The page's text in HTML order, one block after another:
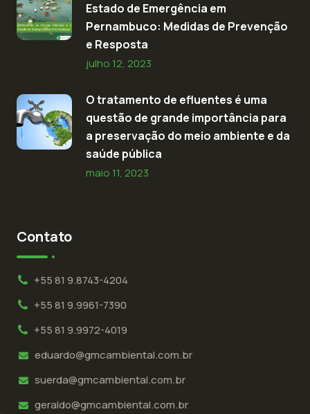
Estado de Emergência em
Pernambuco: Medidas de Prevenção
e Resposta
julho 12, 2023
O tratamento de efluentes é uma
questão de grande importância para
a preservação do meio ambiente e da
saúde pública
maio 11, 2023
Contato
+55 81 9.8743-4204
+55 81 9.9961-7390
+55 81 9.9972-4019
eduardo@gmcambiental.com.br
suerda@gmcambiental.com.br
geraldo@gmcambiental.com.br